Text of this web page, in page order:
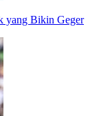
yang Bikin Geger